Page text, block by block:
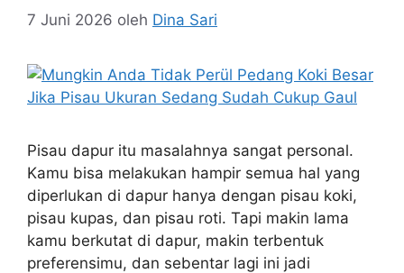
7 Juni 2026 oleh Dina Sari
Pisau dapur itu masalahnya sangat personal.
Kamu bisa melakukan hampir semua hal yang
diperlukan di dapur hanya dengan pisau koki,
pisau kupas, dan pisau roti. Tapi makin lama
kamu berkutat di dapur, makin terbentuk
preferensimu, dan sebentar lagi ini jadi